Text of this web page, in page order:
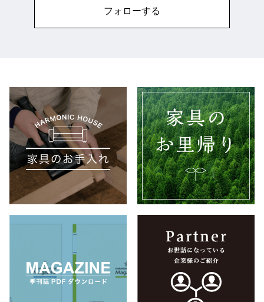
フォローする